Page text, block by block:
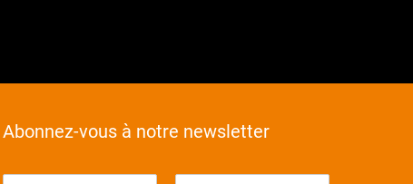
Abonnez-vous à notre newsletter